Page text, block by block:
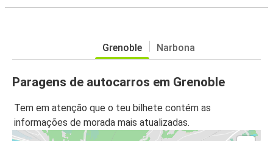
Grenoble Narbona
Paragens de autocarros em Grenoble
Tem em atenção que o teu bilhete contém as
informações de morada mais atualizadas.